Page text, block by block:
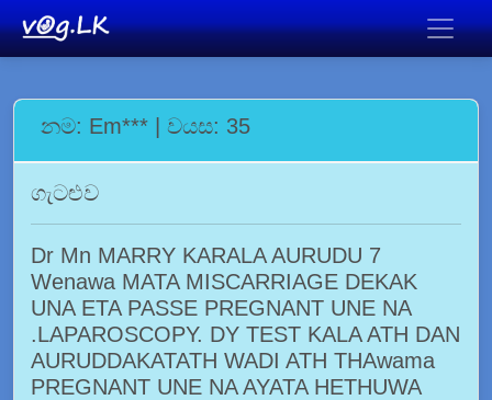
නම: Em*** | වයස: 35
ගැටළුව
Dr Mn MARRY KARALA AURUDU 7
Wenawa MATA MISCARRIAGE DEKAK
UNA ETA PASSE PREGNANT UNE NA
.LAPAROSCOPY. DY TEST KALA ATH DAN
AURUDDAKATATH WADI ATH THAwama
PREGNANT UNE NA AYATA HETHUWA